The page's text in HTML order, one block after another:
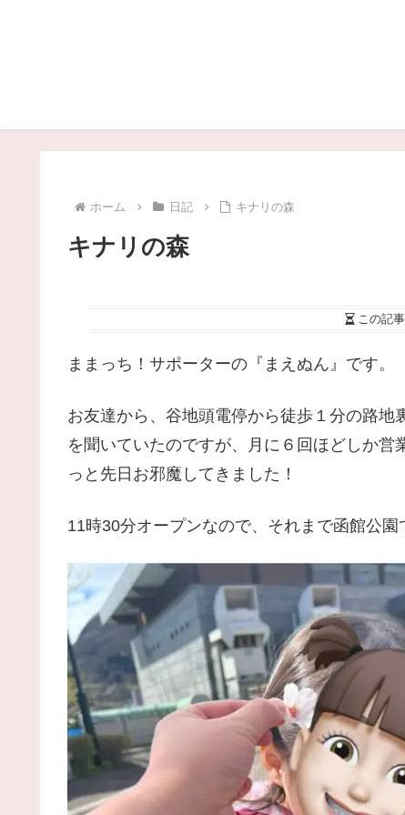
ホーム 日記 キナリの森
キナリの森
この記
ままっち！サポーターの『まえぬん』です。
お友達から、谷地頭電停から徒歩１分の路地
を聞いていたのですが、月に６回ほどしか
っと先日お邪魔してきました！
11時30分オープンなので、それまで函館公園